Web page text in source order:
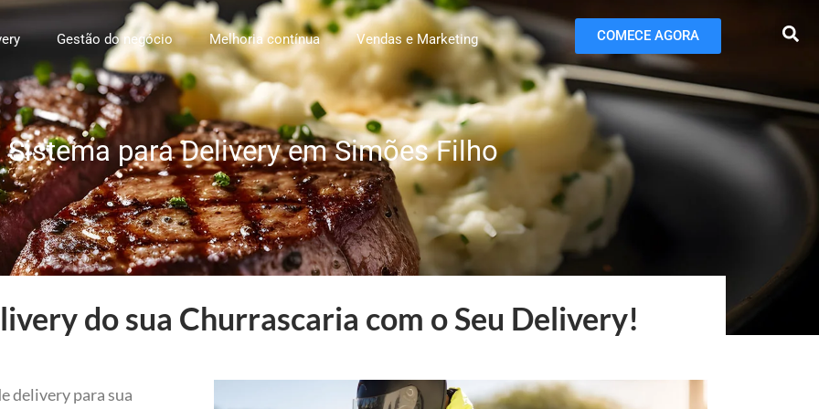
Gestão do negócio Melhoria contínua Vendas e Marketing COMECE AGORA
para Delivery em Simões Filho
do sua Churrascaria com o Seu Delivery!
delivery para sua